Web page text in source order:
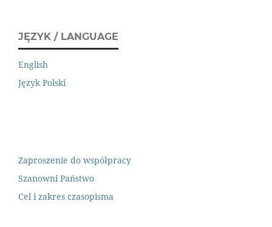
JĘZYK / LANGUAGE
English
Język Polski
Zaproszenie do współpracy
Szanowni Państwo
Cel i zakres czasopisma